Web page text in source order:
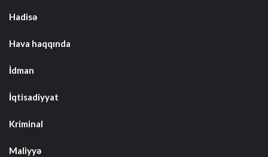
Hadisə
Hava haqqında
İdman
İqtisadiyyat
Kriminal
Maliyyə